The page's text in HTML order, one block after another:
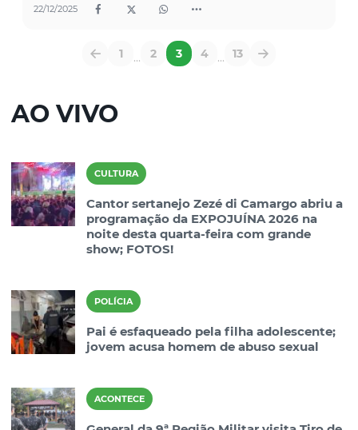
22/12/2025
1 ... 2 3 4 ... 13
AO VIVO
CULTURA
Cantor sertanejo Zezé di Camargo abriu a
programação da EXPOJUÍNA 2026 na
noite desta quarta-feira com grande
show; FOTOS!
POLÍCIA
Pai é esfaqueado pela filha adolescente;
jovem acusa homem de abuso sexual
ACONTECE